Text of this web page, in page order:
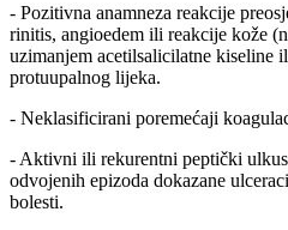
- Pozitivna anamneza reakcije
rinitis, angioedem ili reakcije kože
uzimanjem acetilsalicilatne kiseline
protuupalnog lijeka.
- Neklasificirani poremećaji
- Aktivni ili rekurentni peptički
odvojenih epizoda dokazane
bolesti.